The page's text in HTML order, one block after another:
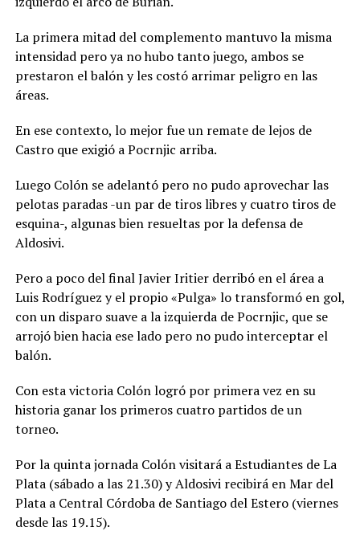
La primera mitad del complemento mantuvo la misma
intensidad pero ya no hubo tanto juego, ambos se
prestaron el balón y les costó arrimar peligro en las
áreas.
En ese contexto, lo mejor fue un remate de lejos de
Castro que exigió a Pocrnjic arriba.
Luego Colón se adelantó pero no pudo aprovechar las
pelotas paradas -un par de tiros libres y cuatro tiros de
esquina-, algunas bien resueltas por la defensa de
Aldosivi.
Pero a poco del final Javier Iritier derribó en el área a
Luis Rodríguez y el propio «Pulga» lo transformó en gol,
con un disparo suave a la izquierda de Pocrnjic, que se
arrojó bien hacia ese lado pero no pudo interceptar el
balón.
Con esta victoria Colón logró por primera vez en su
historia ganar los primeros cuatro partidos de un
torneo.
Por la quinta jornada Colón visitará a Estudiantes de La
Plata (sábado a las 21.30) y Aldosivi recibirá en Mar del
Plata a Central Córdoba de Santiago del Estero (viernes
desde las 19.15).